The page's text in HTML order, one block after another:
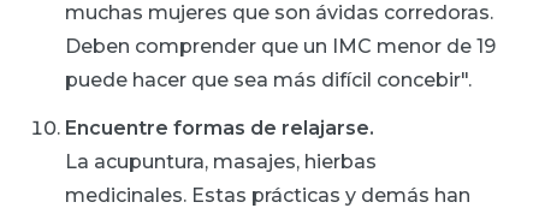
muchas mujeres que son ávidas corredoras.
Deben comprender que un IMC menor de 19
puede hacer que sea más difícil concebir".
Encuentre formas de relajarse.
La acupuntura, masajes, hierbas
medicinales. Estas prácticas y demás han